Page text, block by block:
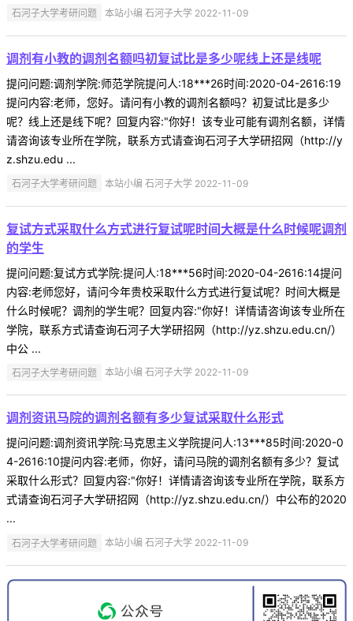
石河子大学考研问题 本站小编 石河子大学 2022-11-09
调剂有小教的调剂名额吗初复试比是多少呢线上还是线呢
提问问题:调剂学院:师范学院提问人:18***26时间:2020-04-2616:19
提问内容:老师，您好。请问有小教的调剂名额吗？初复试比是多少
呢？线上还是线下呢？回复内容:"你好！该专业可能有调剂名额，详情
请咨询该专业所在学院，联系方式请查询石河子大学研招网（http://y
z.shzu.edu ...
石河子大学考研问题 本站小编 石河子大学 2022-11-09
复试方式采取什么方式进行复试呢时间大概是什么时候呢调剂
的学生
提问问题:复试方式学院:提问人:18***56时间:2020-04-2616:14提问
内容:老师您好，请问今年贵校采取什么方式进行复试呢？时间大概是
什么时候呢？调剂的学生呢？回复内容:"你好！详情请咨询该专业所在
学院，联系方式请查询石河子大学研招网（http://yz.shzu.edu.cn/）
中公 ...
石河子大学考研问题 本站小编 石河子大学 2022-11-09
调剂资讯马院的调剂名额有多少复试采取什么形式
提问问题:调剂资讯学院:马克思主义学院提问人:13***85时间:2020-0
4-2616:10提问内容:老师，你好，请问马院的调剂名额有多少？复试
采取什么形式？回复内容:"你好！详情请咨询该专业所在学院，联系方
式请查询石河子大学研招网（http://yz.shzu.edu.cn/）中公布的2020
...
石河子大学考研问题 本站小编 石河子大学 2022-11-09